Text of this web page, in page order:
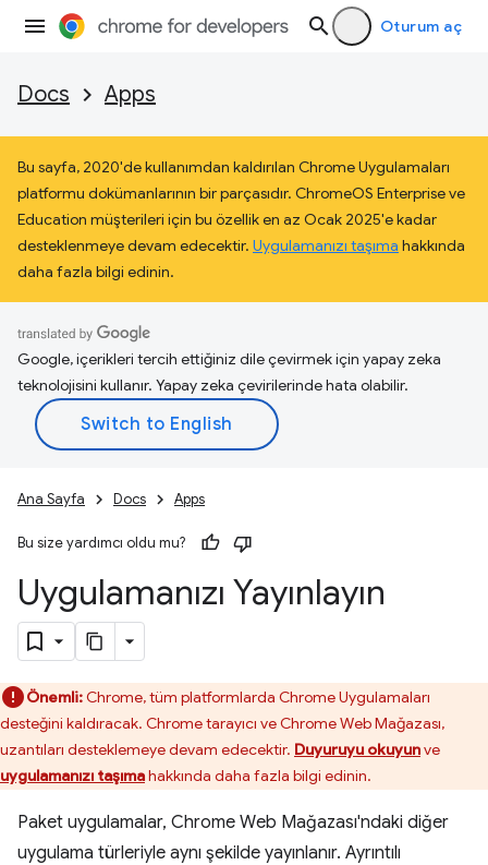
Oturum aç
Docs Apps
Bu sayfa, 2020'de kullanımdan kaldırılan Chrome Uygulamaları
platformu dokümanlarının bir parçasıdır. ChromeOS Enterprise ve
Education müşterileri için bu özellik en az Ocak 2025'e kadar
desteklenmeye devam edecektir. Uygulamanızı taşıma hakkında
daha fazla bilgi edinin.
Google, içerikleri tercih ettiğiniz dile çevirmek için yapay zeka
teknolojisini kullanır. Yapay zeka çevirilerinde hata olabilir.
Ana Sayfa Docs Apps
Bu size yardımcı oldu mu?
Uygulamanızı Yayınlayın
Önemli:Chrome, tüm platformlarda Chrome Uygulamaları
desteğini kaldıracak. Chrome tarayıcı ve Chrome Web Mağazası,
uzantıları desteklemeye devam edecektir. Duyuruyu okuyunve
uygulamanızı taşımahakkında daha fazla bilgi edinin.
Paket uygulamalar, Chrome Web Mağazası'ndaki diğer
uygulama türleriyle aynı şekilde yayınlanır. Ayrıntılı